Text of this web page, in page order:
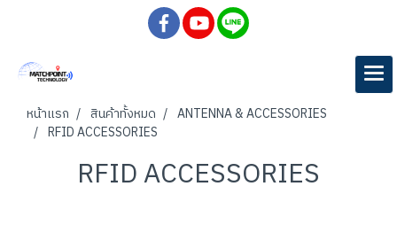
หน้าแรก สินค้าทั้งหมด
ANTENNA & ACCESSORIES
RFID ACCESSORIES
RFID ACCESSORIES